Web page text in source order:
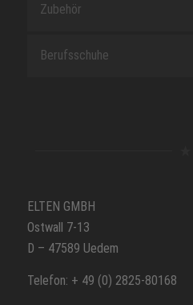
Zubehör
Berufsschuhe
ELTEN GMBH
Ostwall 7-13
D – 47589 Uedem
Telefon: + 49 (0) 2825-80168